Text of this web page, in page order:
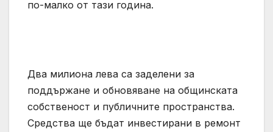
по-малко от тази година.
Два милиона лева са заделени за
поддържане и обновяване на общинската
собственост и публичните пространства.
Средства ще бъдат инвестирани в ремонт